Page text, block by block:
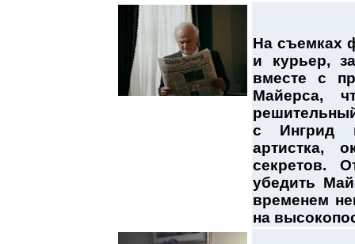
На съемках
и курьер,
вместе с
Майерса,
с Ингрид
артистка,
секретов.
убедить
временем
на